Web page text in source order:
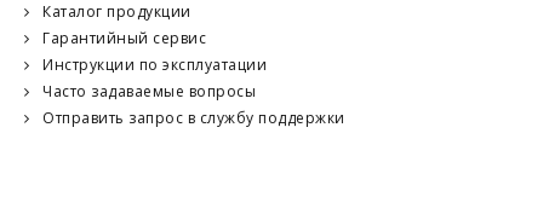
Каталог продукции
Гарантийный сервис
Инструкции по эксплуатации
Часто задаваемые вопросы
Отправить запрос в службу поддержки